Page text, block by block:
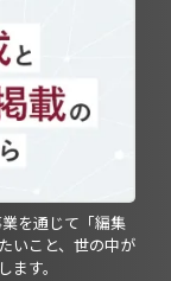
を通じて「編集
いこと、世の中が
す。